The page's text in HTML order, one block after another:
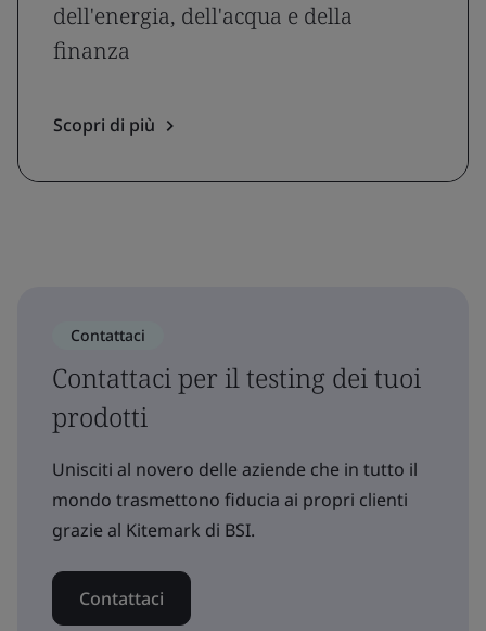
dell'energia, dell'acqua e della
finanza
Scopri di più
Contattaci
Contattaci per il testing dei tuoi
prodotti
Unisciti al novero delle aziende che in tutto il
mondo trasmettono fiducia ai propri clienti
grazie al Kitemark di BSI.
Contattaci